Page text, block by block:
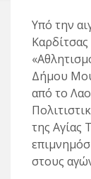
Υπό την
Δήμου
από το
της Αγίας
στους